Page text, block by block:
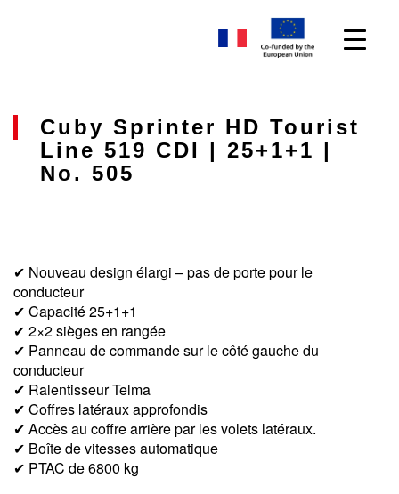
Cuby Sprinter HD Tourist
Line 519 CDI | 25+1+1 |
No. 505
✔ Nouveau design élargi – pas de porte pour le
conducteur
✔ Capacité 25+1+1
✔ 2×2 sièges en rangée
✔ Panneau de commande sur le côté gauche du
conducteur
✔ Ralentisseur Telma
✔ Coffres latéraux approfondis
✔ Accès au coffre arrière par les volets latéraux.
✔ Boîte de vitesses automatique
✔ PTAC de 6800 kg